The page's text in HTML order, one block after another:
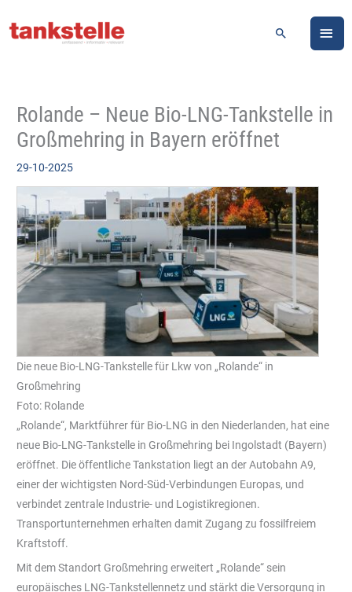
Inhalt
Suchen
Rolande – Neue Bio-LNG-Tankstelle in
Großmehring in Bayern eröffnet
29-10-2025
Die neue Bio-LNG-Tankstelle für Lkw von „Rolande“ in
Großmehring
Foto: Rolande
„Rolande“, Marktführer für Bio-LNG in den Niederlanden, hat eine
neue Bio-LNG-Tankstelle in Großmehring bei Ingolstadt (Bayern)
eröffnet. Die öffentliche Tankstation liegt an der Autobahn A9,
einer der wichtigsten Nord-Süd-Verbindungen Europas, und
verbindet zentrale Industrie- und Logistikregionen.
Transportunternehmen erhalten damit Zugang zu fossilfreiem
Kraftstoff.
Mit dem Standort Großmehring erweitert „Rolande“ sein
europäisches LNG-Tankstellennetz und stärkt die Versorgung in